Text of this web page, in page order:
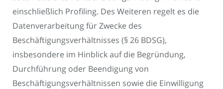
einschließlich Profiling. Des Weiteren regelt es die
Datenverarbeitung für Zwecke des
Beschäftigungsverhältnisses (§ 26 BDSG),
insbesondere im Hinblick auf die Begründung,
Durchführung oder Beendigung von
Beschäftigungsverhältnissen sowie die Einwilligung